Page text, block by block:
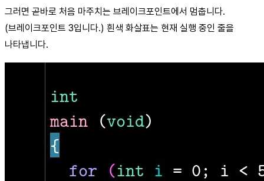
그러면 곧바로 처음 마주치는 브레이크포인트에서 멈춥니다.
(브레이크포인트 3입니다.) 흰색 화살표는 현재 실행 중인 줄을
나타냅니다.